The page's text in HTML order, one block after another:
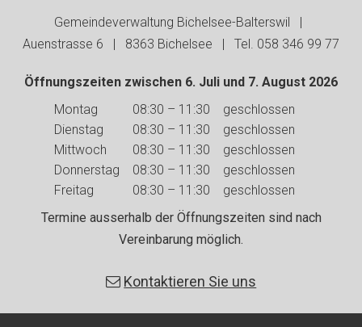
Gemeindeverwaltung Bichelsee-Balterswil |
Auenstrasse 6 | 8363 Bichelsee | Tel. 058 346 99 77
Öffnungszeiten zwischen 6. Juli und 7. August 2026
Wochentag
Vormittag Nachmittag
Montag 08:30 – 11:30
geschlossen
Dienstag
08:30 – 11:30
geschlossen
Mittwoch
08:30 – 11:30
geschlossen
Donnerstag
08:30 – 11:30
geschlossen
Freitag
08:30 – 11:30
geschlossen
Termine ausserhalb der Öffnungszeiten sind nach
Vereinbarung möglich.
Kontaktieren Sie uns